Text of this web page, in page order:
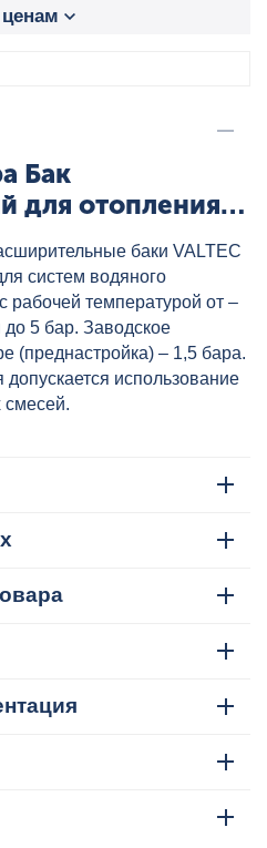
Бак
для отопления
баки VALTEC
систем водяного
рабочей температурой от –
5 бар. Заводское
(преднастройка) – 1,5 бара.
допускается использование
смесей.